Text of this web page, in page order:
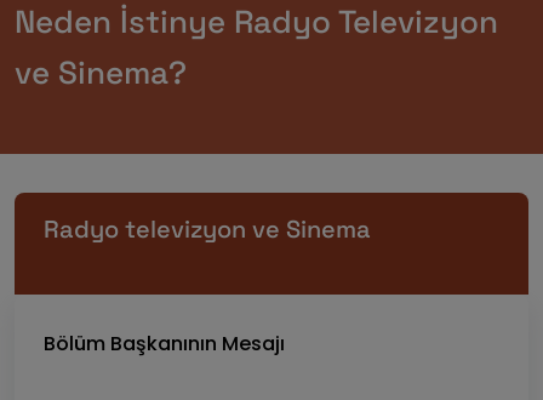
Neden İstinye Radyo Televizyon
ve Sinema?
Radyo televizyon ve Sinema
Bölüm Başkanının Mesajı